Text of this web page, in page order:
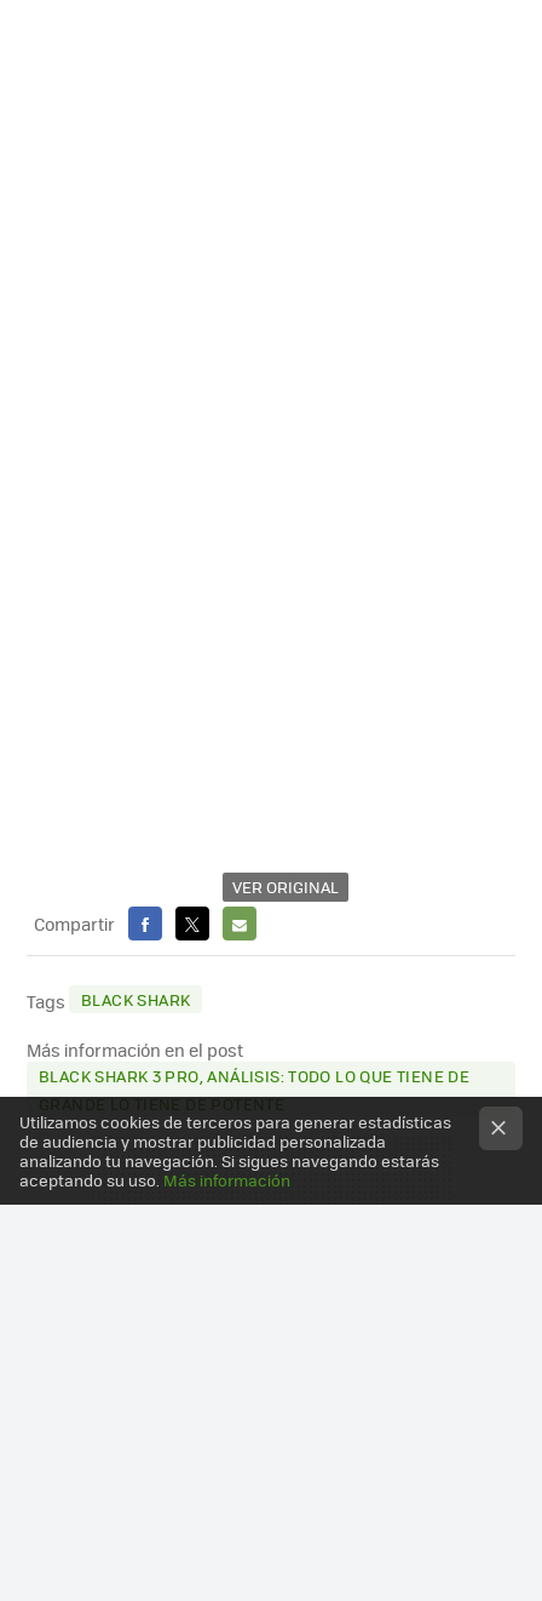
VER ORIGINAL
Compartir
FACEBOOK
X
E-
Tags BLACK SHARK
Más información en el post
BLACK SHARK 3 PRO, ANÁLISIS: TODO LO QUE TIENE DE
GRANDE LO TIENE DE POTENTE
Utilizamos cookies de terceros para generar estadísticas
de audiencia y mostrar publicidad personalizada
analizando tu navegación. Si sigues navegando estarás
aceptando su uso. Más información